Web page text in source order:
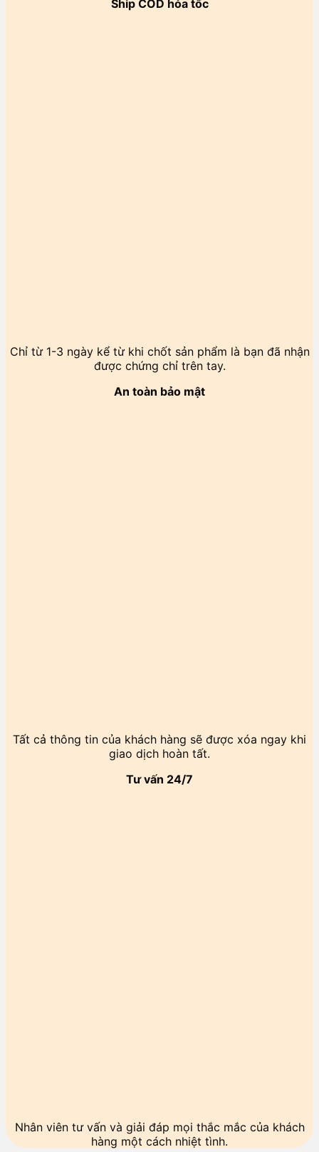
Ship COD hỏa tốc
Chỉ từ 1-3 ngày kể từ khi chốt sản phẩm là bạn đã nhận
được chứng chỉ trên tay.
An toàn bảo mật
Tất cả thông tin của khách hàng sẽ được xóa ngay khi
giao dịch hoàn tất.
Tư vấn 24/7
Nhân viên tư vấn và giải đáp mọi thắc mắc của khách
hàng một cách nhiệt tình.